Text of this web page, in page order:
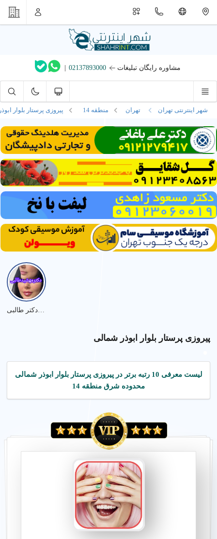
مشاوره رایگان تبلیغات 02137893000
|
شهر اینترنتی تهران تهران منطقه 14 پیروزی پرستار بلوار
نمونه کارهای دکتر طالبی
پیروزی پرستار بلوار ابوذر شمالی
لیست معرفی 10 رتبه برتر در پیروزی پرستار بلوار ابوذر شمالی
محدوده شرق منطقه 14